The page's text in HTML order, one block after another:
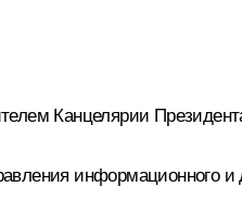
Канцелярии
информационного